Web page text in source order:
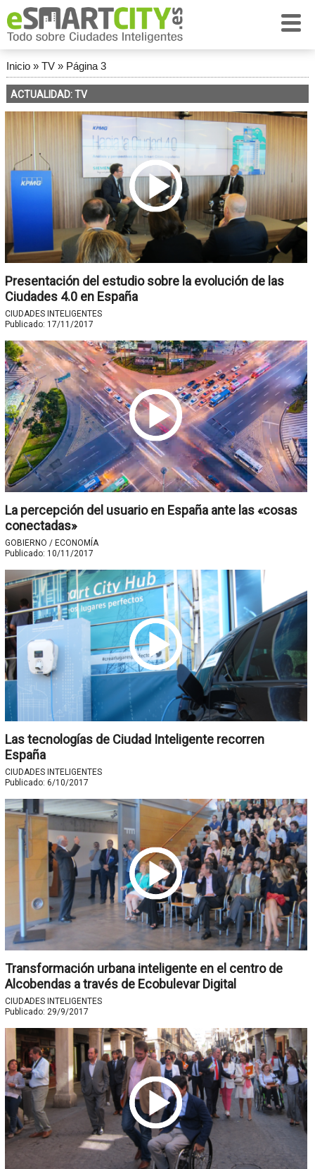
Inicio» TV» Página 3
ACTUALIDAD: TV
Presentación del estudio sobre la evolución de las
Ciudades 4.0 en España
CIUDADES INTELIGENTES
Publicado: 17/11/2017
La percepción del usuario en España ante las «cosas
conectadas»
GOBIERNO / ECONOMÍA
Publicado: 10/11/2017
Las tecnologías de Ciudad Inteligente recorren
España
CIUDADES INTELIGENTES
Publicado: 6/10/2017
Transformación urbana inteligente en el centro de
Alcobendas a través de Ecobulevar Digital
CIUDADES INTELIGENTES
Publicado: 29/9/2017